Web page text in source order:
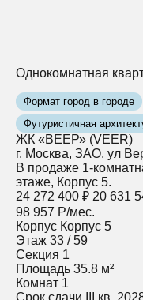
Однокомнатная
Формат город в городе
Футуристичная
ЖК «ВЕЕР» (VEER)
г. Москва, ЗАО, ул
В продаже 1-
этаже, Корпус 5.
24 272 400 ₽ 20 631
98 957 Р/мес.
Корпус Корпус 5
Этаж 33 / 59
Секция 1
Площадь 35.8 м²
Комнат 1
Срок сдачи
III кв.